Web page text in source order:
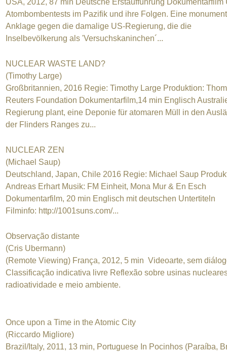
USA, 2012, 87 min Deutsche Erstaufführung Dokumentarfilm
Atombombentests im Pazifik und ihre Folgen. Eine
Anklage gegen die damalige US-Regierung, die die
Inselbevölkerung als 'Versuchskaninchen´...
NUCLEAR WASTE LAND?
(Timothy Large)
Großbritannien, 2016 Regie: Timothy Large Produktion:
Reuters Foundation Dokumentarfilm,14 min Englisch
Regierung plant, eine Deponie für atomaren Müll in den
der Flinders Ranges zu...
NUCLEAR ZEN
(Michael Saup)
Deutschland, Japan, Chile 2016 Regie: Michael Saup
Andreas Erhart Musik: FM Einheit, Mona Mur & En Esch
Dokumentarfilm, 20 min Englisch mit deutschen Untertiteln
Filminfo: http://1001suns.com/...
Observação distante
(Cris Ubermann)
(Remote Viewing) França, 2012, 5 min Videoarte, sem
Classificação indicativa livre Reflexão sobre usinas
radioatividade e meio ambiente.
Once upon a Time in the Atomic City
(Riccardo Migliore)
Brazil/Italy, 2011, 13 min, Portuguese In Pocinhos (Paraíba,